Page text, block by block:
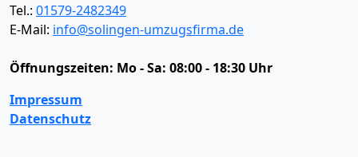
Tel.: 01579-2482349
E-Mail: info@solingen-umzugsfirma.de
Öffnungszeiten: Mo - Sa: 08:00 - 18:30 Uhr
Impressum
Datenschutz